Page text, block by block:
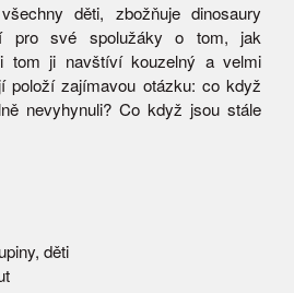
děti, zbožňuje dinosaury
pro své spolužáky o tom, jak
tom ji navštíví kouzelný a velmi
položí zajímavou otázku: co když
nevyhynuli? Co když jsou stále
děti